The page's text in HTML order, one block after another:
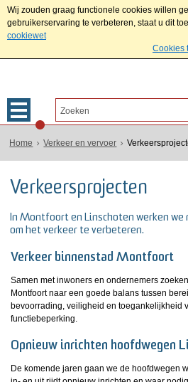
Wij zouden graag functionele cookies willen
gebruikerservaring te verbeteren, staat u dit
cookiewet
Cookies
Home Verkeer en vervoer
Verkeersprojecten
In Montfoort en Linschoten werken we
om het verkeer te verbeteren.
Verkeer binnenstad Montfoort
Samen met inwoners en ondernemers
Montfoort naar een goede balans tussen
bevoorrading, veiligheid en toegankelijkheid
functiebeperking.
Opnieuw inrichten hoofdwegen
De komende jaren gaan we de hoofdwegen